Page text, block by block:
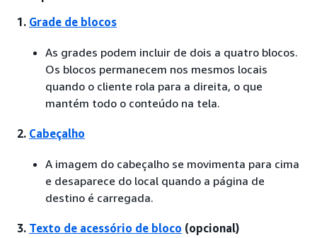
1. Grade de blocos
As grades podem incluir de dois a quatro blocos.
Os blocos permanecem nos mesmos locais
quando o cliente rola para a direita, o que
mantém todo o conteúdo na tela.
2. Cabeçalho
A imagem do cabeçalho se movimenta para cima
e desaparece do local quando a página de
destino é carregada.
3. Texto de acessório de bloco (opcional)